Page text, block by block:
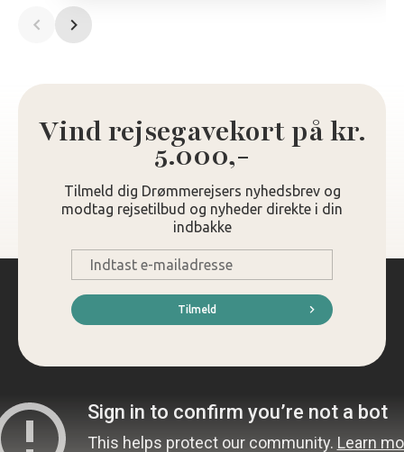
Vind rejsegavekort på kr.
5.000,-
Tilmeld dig Drømmerejsers nyhedsbrev og
modtag rejsetilbud og nyheder direkte i din
indbakke
mail
*
Tilmeld